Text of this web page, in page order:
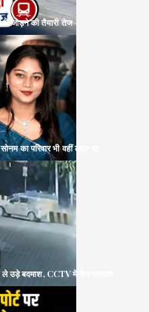
से जोड़ने की तैयारी तेज
का परिवार भी वहीं ठहरा था
ले उड़े बदमाश, CCTV में कैद वारदात